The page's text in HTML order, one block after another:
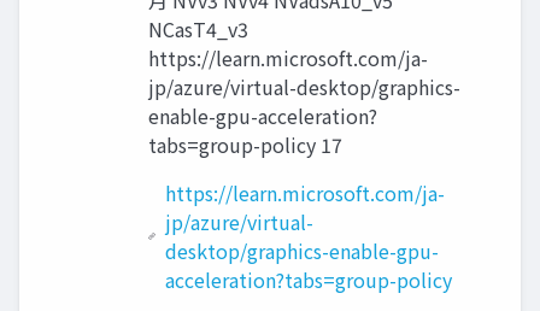
NCasT4_v3
https://learn.microsoft.com/ja-
jp/azure/virtual-desktop/graphics-
enable-gpu-acceleration?
tabs=group-policy 17
https://learn.microsoft.com/ja-
jp/azure/virtual-
desktop/graphics-enable-gpu-
acceleration?tabs=group-policy